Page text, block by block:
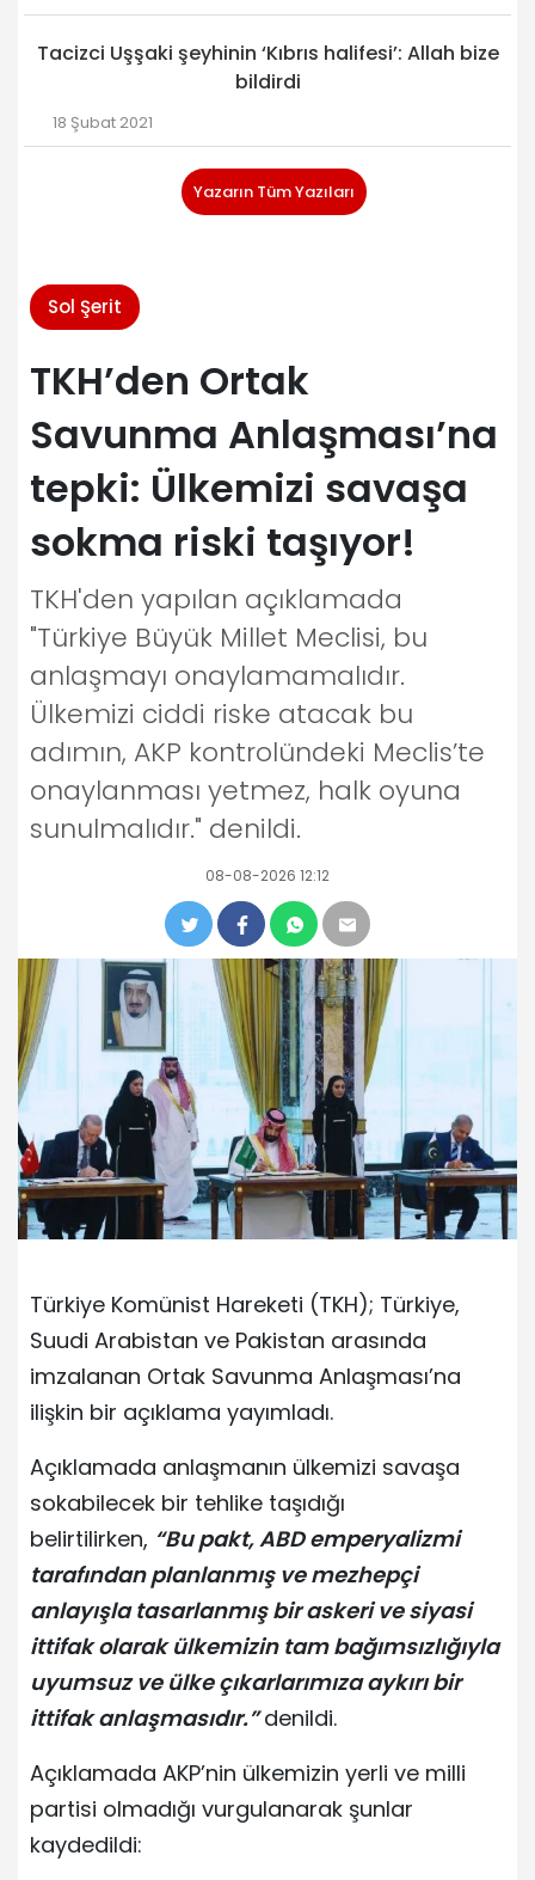
Tacizci Uşşaki şeyhinin ‘Kıbrıs halifesi’: Allah bize
bildirdi
18 Şubat 2021
Yazarın Tüm Yazıları
Sol Şerit
TKH’den Ortak
Savunma Anlaşması’na
tepki: Ülkemizi savaşa
sokma riski taşıyor!
TKH'den yapılan açıklamada
"Türkiye Büyük Millet Meclisi, bu
anlaşmayı onaylamamalıdır.
Ülkemizi ciddi riske atacak bu
adımın, AKP kontrolündeki Meclis’te
onaylanması yetmez, halk oyuna
sunulmalıdır." denildi.
08-08-2026 12:12
Türkiye Komünist Hareketi (TKH); Türkiye,
Suudi Arabistan ve Pakistan arasında
imzalanan Ortak Savunma Anlaşması’na
ilişkin bir açıklama yayımladı.
Açıklamada anlaşmanın ülkemizi savaşa
sokabilecek bir tehlike taşıdığı
belirtilirken, “Bu pakt, ABD emperyalizmi
tarafından planlanmış ve mezhepçi
anlayışla tasarlanmış bir askeri ve siyasi
ittifak olarak ülkemizin tam bağımsızlığıyla
uyumsuz ve ülke çıkarlarımıza aykırı bir
ittifak anlaşmasıdır.” denildi.
Açıklamada AKP’nin ülkemizin yerli ve milli
partisi olmadığı vurgulanarak şunlar
kaydedildi: